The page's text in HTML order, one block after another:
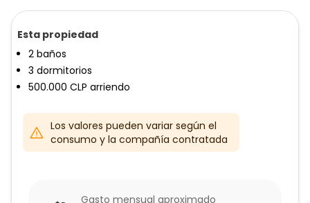
Esta propiedad
2 baños
3 dormitorios
500.000 CLP arriendo
Los valores pueden variar según el
consumo y la compañía contratada
Gasto mensual aproximado